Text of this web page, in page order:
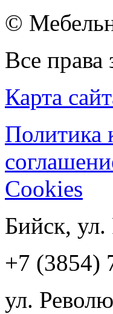
©
Все
Карта
Политика
Cookies
Бийск,
+7 (3854)
ул.